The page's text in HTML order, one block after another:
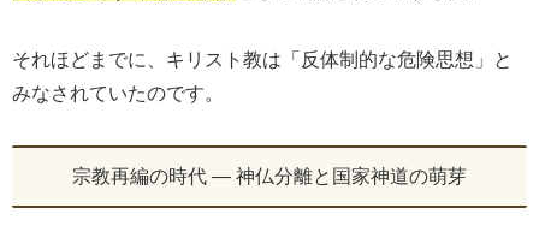
それほどまでに、キリスト教は「反体制的な危険思想」と
みなされていたのです。
宗教再編の時代 ― 神仏分離と国家神道の萌芽